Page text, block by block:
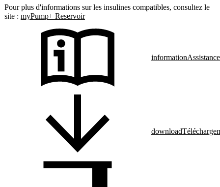
Pour plus d'informations sur les insulines compatibles, consultez le
site : myPump+ Reservoir
informationAssistance
download